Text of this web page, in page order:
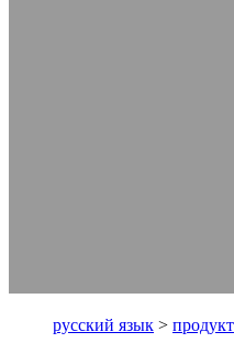
русский язык > продукт